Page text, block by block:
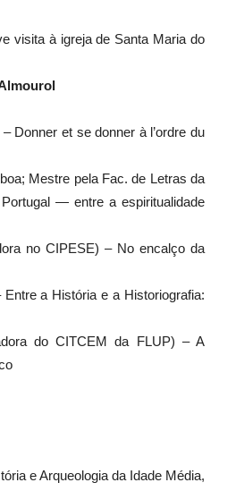
visita à igreja de Santa Maria do
Donner et se donner à l’ordre du
Mestre pela Fac. de Letras da
— entre a espiritualidade
no CIPESE) – No encalço da
a História e a Historiografia:
do CITCEM da FLUP) – A
e Arqueologia da Idade Média,